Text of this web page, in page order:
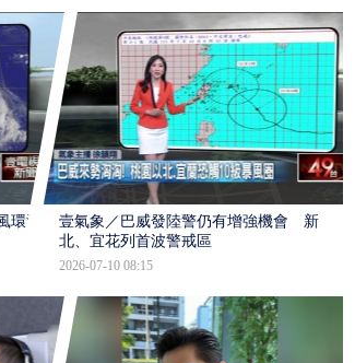
環流
壹氣象／巴威發陸警仍有增強機會 新
北、宜花列首波警戒區
2026-07-10 08:15